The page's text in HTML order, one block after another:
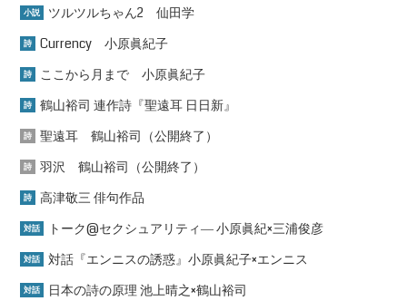
小説 ツルツルちゃん2 仙田学
詩 Currency 小原眞紀子
詩 ここから月まで 小原眞紀子
詩 鶴山裕司 連作詩『聖遠耳 日日新』
詩 聖遠耳 鶴山裕司（公開終了）
詩 羽沢 鶴山裕司（公開終了）
詩 高津敬三 俳句作品
対話 トーク@セクシュアリティ― 小原眞紀×三浦俊彦
対話 対話『エンニスの誘惑』小原眞紀子×エンニス
対話 日本の詩の原理 池上晴之×鶴山裕司